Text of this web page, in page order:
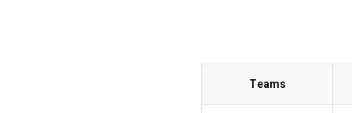
Teams